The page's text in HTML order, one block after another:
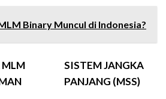
Binary Muncul di Indonesia?
MLM
SISTEM JANGKA
PANJANG (MSS)